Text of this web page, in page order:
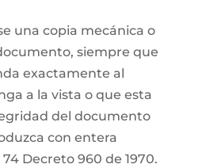
una copia mecánica o
siempre que
exactamente al
a la vista o que esta
del documento
con entera
Decreto 960 de 1970.